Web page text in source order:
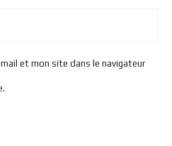
et mon site dans le navigateur